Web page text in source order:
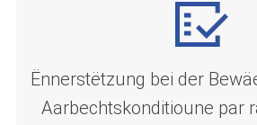
Ënnerstëtzung bei der
Aarbechtskonditioune par